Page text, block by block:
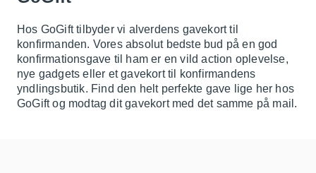
Hos GoGift tilbyder vi alverdens gavekort til
konfirmanden. Vores absolut bedste bud på en god
konfirmationsgave til ham er en vild action oplevelse,
nye gadgets eller et gavekort til konfirmandens
yndlingsbutik. Find den helt perfekte gave lige her hos
GoGift og modtag dit gavekort med det samme på mail.